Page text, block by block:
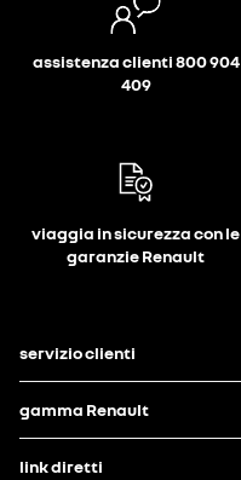
assistenza clienti 800 904
409
viaggia in sicurezza con le
garanzie Renault
servizio clienti
gamma Renault
link diretti